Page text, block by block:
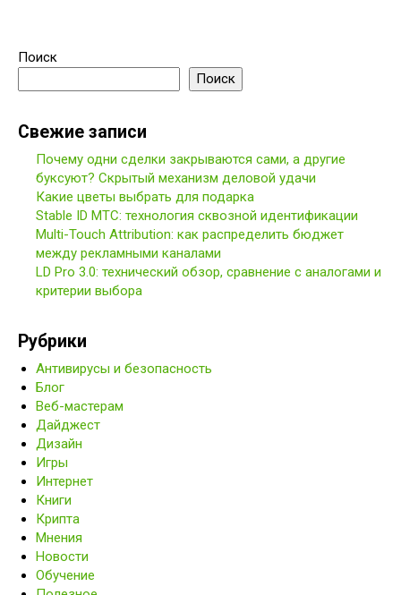
Поиск
Поиск
Свежие записи
Почему одни сделки закрываются сами, а другие
буксуют? Скрытый механизм деловой удачи
Какие цветы выбрать для подарка
Stable ID МТС: технология сквозной идентификации
Multi-Touch Attribution: как распределить бюджет
между рекламными каналами
LD Pro 3.0: технический обзор, сравнение с аналогами и
критерии выбора
Рубрики
Антивирусы и безопасность
Блог
Веб-мастерам
Дайджест
Дизайн
Игры
Интернет
Книги
Крипта
Мнения
Новости
Обучение